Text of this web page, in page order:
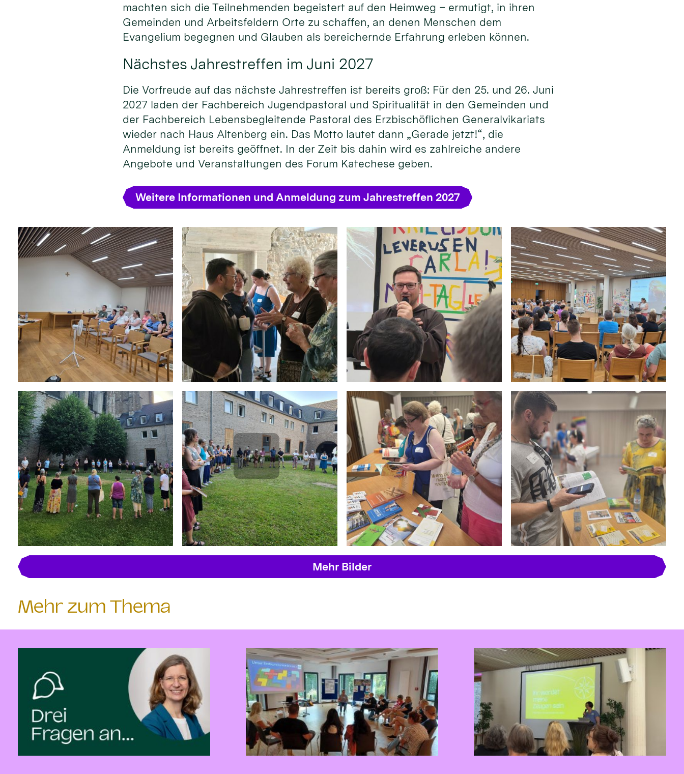
machten sich die Teilnehmenden begeistert auf den Heimweg – ermutigt, in ihren
Gemeinden und Arbeitsfeldern Orte zu schaffen, an denen Menschen dem
Evangelium begegnen und Glauben als bereichernde Erfahrung erleben können.
Nächstes Jahrestreffen im Juni 2027
Die Vorfreude auf das nächste Jahrestreffen ist bereits groß: Für den 25. und 26. Juni
2027 laden der Fachbereich Jugendpastoral und Spiritualität in den Gemeinden und
der Fachbereich Lebensbegleitende Pastoral des Erzbischöflichen Generalvikariats
wieder nach Haus Altenberg ein. Das Motto lautet dann „Gerade jetzt!“, die
Anmeldung ist bereits geöffnet. In der Zeit bis dahin wird es zahlreiche andere
Angebote und Veranstaltungen des Forum Katechese geben.
Weitere Informationen und Anmeldung zum Jahrestreffen 2027
Mehr Bilder
Mehr zum Thema